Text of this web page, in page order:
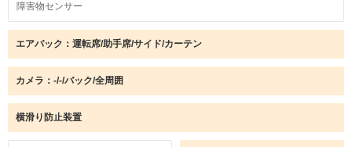
障害物センサー
エアバック：運転席/助手席/サイド/カーテン
カメラ：-/-/バック/全周囲
横滑り防止装置